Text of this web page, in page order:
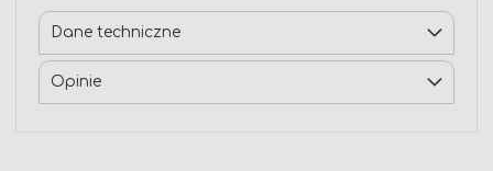
Dane techniczne
Opinie